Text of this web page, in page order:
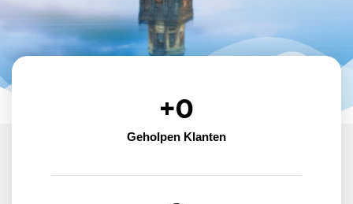
Geholpen Klanten
+0